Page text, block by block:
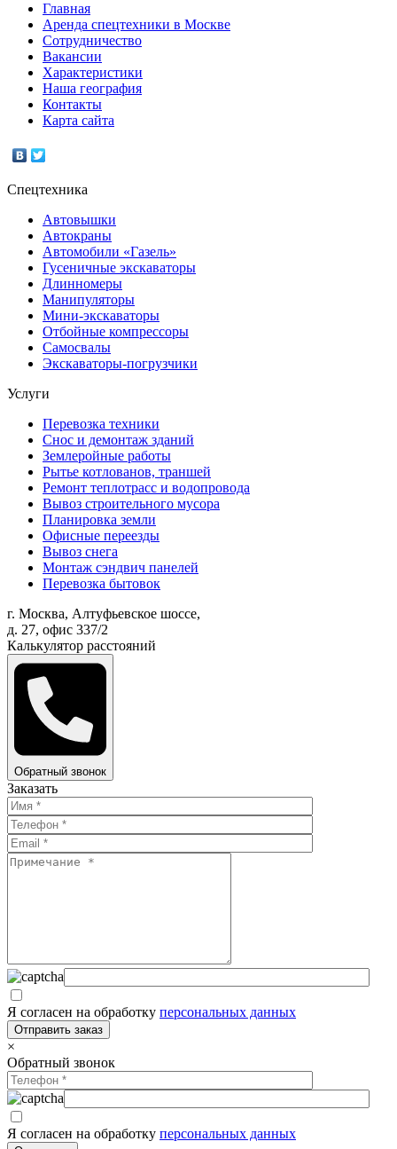
Главная
Аренда спецтехники в Москве
Сотрудничество
Вакансии
Характеристики
Наша география
Контакты
Карта сайта
Спецтехника
Автовышки
Автокраны
Автомобили «Газель»
Гусеничные экскаваторы
Длинномеры
Манипуляторы
Мини-экскаваторы
Отбойные компрессоры
Самосвалы
Экскаваторы-погрузчики
Услуги
Перевозка техники
Снос и демонтаж зданий
Землеройные работы
Рытье котлованов, траншей
Ремонт теплотрасс и водопровода
Вывоз строительного мусора
Планировка земли
Офисные переезды
Вывоз снега
Монтаж сэндвич панелей
Перевозка бытовок
г. Москва, Алтуфьевское шоссе,
д. 27, офис 337/2
Калькулятор расстояний
Обратный звонок
Заказать
Я согласен на обработку персональных данных
×
Обратный звонок
Я согласен на обработку персональных данных